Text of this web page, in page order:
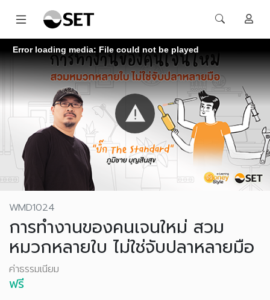
Error loading media: File could not be played
WMD1024
การทำงานของคนเจนใหม่ สวม
หมวกหลายใบ ไม่ใช่จับปลาหลายมือ
ค่าธรรมเนียม
ฟรี